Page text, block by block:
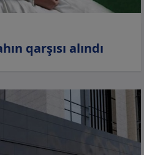
qarşısı alındı